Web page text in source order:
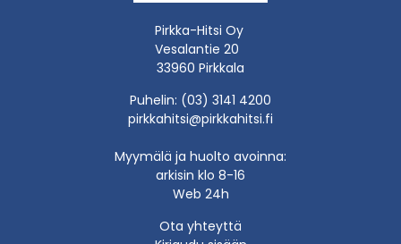
Pirkka-Hitsi Oy
Vesalantie 20
33960 Pirkkala
Puhelin: (03) 3141 4200
pirkkahitsi@pirkkahitsi.fi
Myymälä ja huolto avoinna:
arkisin klo 8-16
Web 24h
Ota yhteyttä